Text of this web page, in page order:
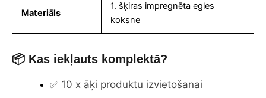
Materiāls
1. šķiras impregnēta egles
koksne
📦 Kas iekļauts komplektā?
✅ 10 x āķi produktu izvietošanai